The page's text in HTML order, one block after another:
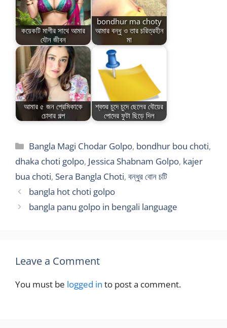
কয়েকটি মাগীর সাথে আমার
যৌন জীবন
bondhur ma choty
আমার বন্ধু ও তার চরিত্রহীন
মা
আমার ৫ জন প্রেমিকাকে
চোদার গল্প
শ্বশুর চুদে চুদে ছেলের বৌয়ের
পোদের ফুটা ছিড়ে দিল
Categories
Bangla Magi Chodar Golpo, bondhur bou choti,
dhaka choti golpo, Jessica Shabnam Golpo, kajer
bua choti, Sera Bangla Choti, বন্ধুর বোন চটি
bangla hot choti golpo
bangla panu golpo in bengali language
Leave a Comment
You must be logged in to post a comment.